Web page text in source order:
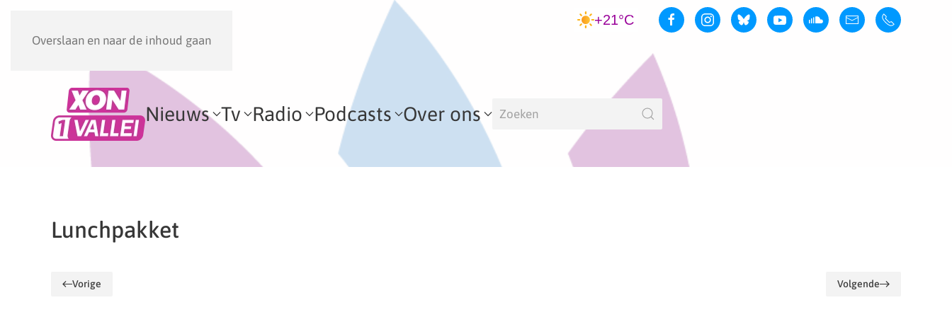
Overslaan en naar de inhoud gaan
+21°C
Nieuws Tv Radio Podcasts Over ons
Lunchpakket
Vorige Volgende